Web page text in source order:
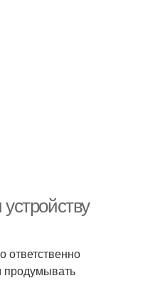
ответственно
продумывать